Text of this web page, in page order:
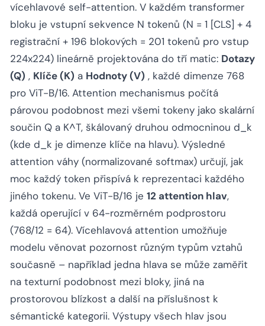
vícehlavové self-attention. V každém transformer
bloku je vstupní sekvence N tokenů (N = 1 [CLS] + 4
registrační + 196 blokových = 201 tokenů pro vstup
224x224) lineárně projektována do tří matic: Dotazy
(Q) , Klíče (K) a Hodnoty (V) , každé dimenze 768
pro ViT-B/16. Attention mechanismus počítá
párovou podobnost mezi všemi tokeny jako skalární
součin Q a K^T, škálovaný druhou odmocninou d_k
(kde d_k je dimenze klíče na hlavu). Výsledné
attention váhy (normalizované softmax) určují, jak
moc každý token přispívá k reprezentaci každého
jiného tokenu. Ve ViT-B/16 je 12 attention hlav,
každá operující v 64-rozměrném podprostoru
(768/12 = 64). Vícehlavová attention umožňuje
modelu věnovat pozornost různým typům vztahů
současně – například jedna hlava se může zaměřit
na texturní podobnost mezi bloky, jiná na
prostorovou blízkost a další na příslušnost k
sémantické kategorii. Výstupy všech hlav jsou